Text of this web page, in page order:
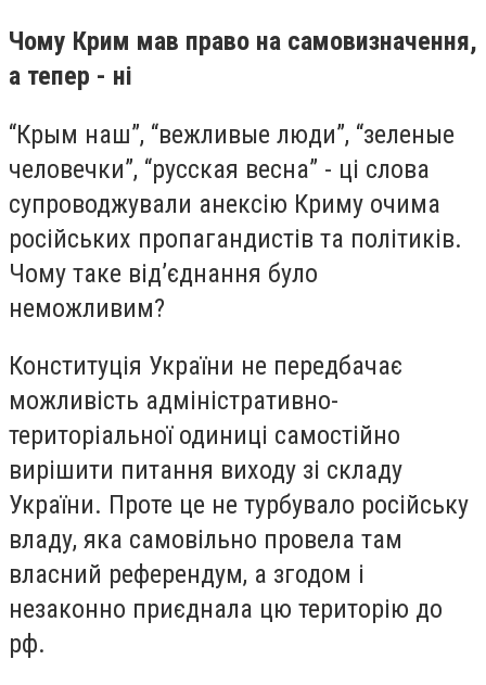
Чому Крим мав право на самовизначення,
а тепер - ні
“Крым наш”, “вежливые люди”, “зеленые
человечки”, “русская весна” - ці слова
супроводжували анексію Криму очима
російських пропагандистів та політиків.
Чому таке від’єднання було
неможливим?
Конституція України не передбачає
можливість адміністративно-
територіальної одиниці самостійно
вирішити питання виходу зі складу
України. Проте це не турбувало російську
владу, яка самовільно провела там
власний референдум, а згодом і
незаконно приєднала цю територію до
рф.